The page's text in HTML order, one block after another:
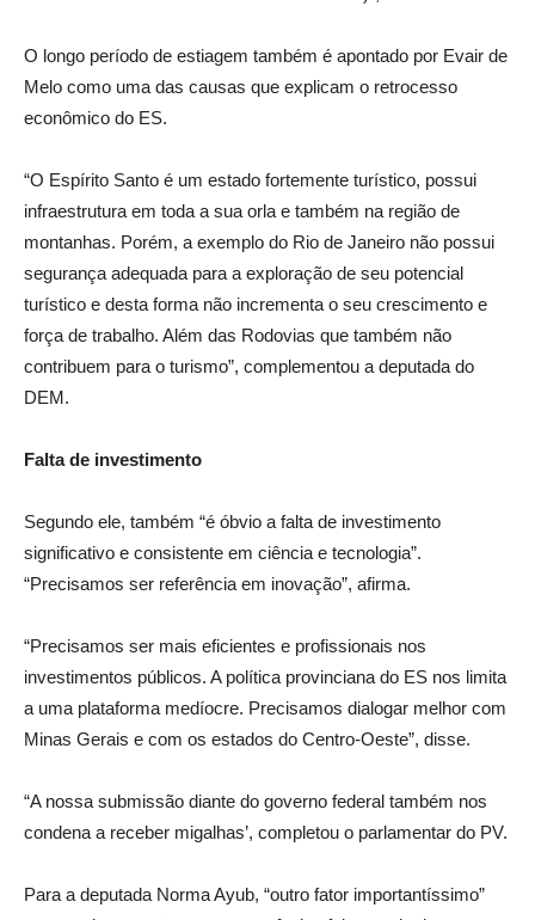
O longo período de estiagem também é apontado por Evair de
Melo como uma das causas que explicam o retrocesso
econômico do ES.
“O Espírito Santo é um estado fortemente turístico, possui
infraestrutura em toda a sua orla e também na região de
montanhas. Porém, a exemplo do Rio de Janeiro não possui
segurança adequada para a exploração de seu potencial
turístico e desta forma não incrementa o seu crescimento e
força de trabalho. Além das Rodovias que também não
contribuem para o turismo”, complementou a deputada do
DEM.
Falta de investimento
Segundo ele, também “é óbvio a falta de investimento
significativo e consistente em ciência e tecnologia”.
“Precisamos ser referência em inovação”, afirma.
“Precisamos ser mais eficientes e profissionais nos
investimentos públicos. A política provinciana do ES nos limita
a uma plataforma medíocre. Precisamos dialogar melhor com
Minas Gerais e com os estados do Centro-Oeste”, disse.
“A nossa submissão diante do governo federal também nos
condena a receber migalhas’, completou o parlamentar do PV.
Para a deputada Norma Ayub, “outro fator importantíssimo”